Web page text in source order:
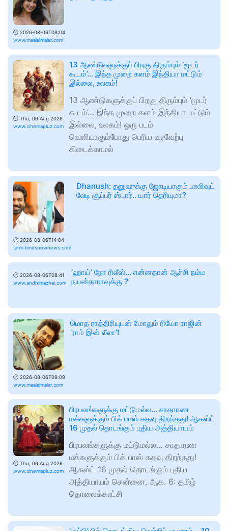
🕑 2026-08-06T08:04
www.maalaimalar.com
🕑 Thu, 06 Aug 2026
www.cinemapluz.com
13 ஆண்டுகளுக்குப் பிறகு திரும்பும் ‘மூடர்
கூடம்’… இந்த முறை களம் இந்தியா மட்டும்
இல்லை, உலகம்!
13 ஆண்டுகளுக்குப் பிறகு திரும்பும் ‘மூடர்
கூடம்’… இந்த முறை களம் இந்தியா மட்டும்
இல்லை, உலகம்! ஒரு படம்
வெளியாகும்போது பெரிய வரவேற்பு
கிடைக்காமல்
🕑 2026-08-06T14:04
tamil.timesnownews.com
Dhanush: தனுஷுக்கு ஜோடியாகும் பாலிவுட்
லேடி சூப்பர் ஸ்டார்.. யார் தெரியுமா?
🕑 2026-08-06T08:41
www.andhimazhai.com
’ஹாய்’ நோ ரிலீஸ்… என்னதான் ஆச்சி நம்ம
நயன்தாராவுக்கு ?
🕑 2026-08-06T09:09
www.maalaimalar.com
மொத ராத்திரியுடன் மோதும் ரியோ ராஜின்
‘ராம் இன் லீலா’!
🕑 Thu, 06 Aug 2026
www.cinemapluz.com
பிரபலங்களுக்கு மட்டுமல்ல… சாதாரண
மக்களுக்கும் பிக் பாஸ் கதவு திறந்தது! ஆகஸ்ட்
16 முதல் தொடங்கும் புதிய அத்தியாயம்
பிரபலங்களுக்கு மட்டுமல்ல… சாதாரண
மக்களுக்கும் பிக் பாஸ் கதவு திறந்தது!
ஆகஸ்ட் 16 முதல் தொடங்கும் புதிய
அத்தியாயம் சென்னை, ஆக. 6: தமிழ்
தொலைக்காட்சி